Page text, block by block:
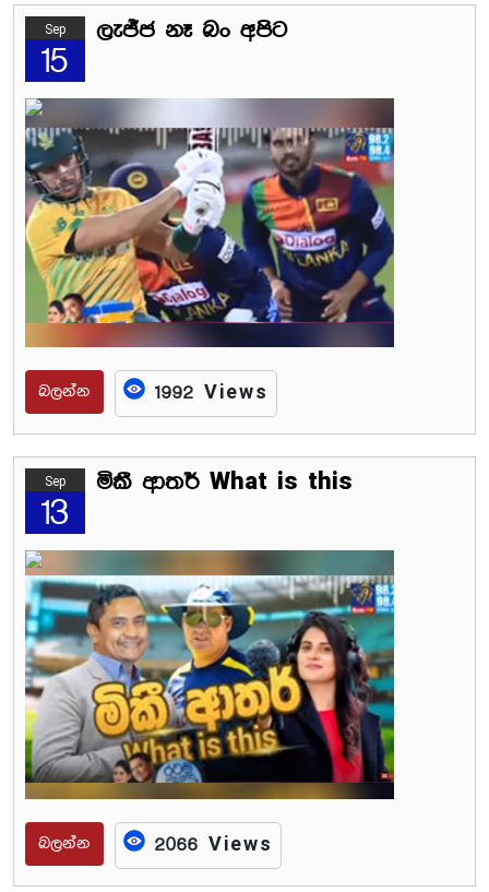
Sep
15
ලැජ්ජ නෑ බං අපිට
බලන්න 1992 Views
Sep
13
මිකී ආතර් What is this
බලන්න 2066 Views